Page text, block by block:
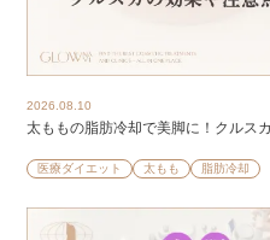
2026.08.10
太ももの脂肪冷却で美脚に！クルス
医療ダイエット 太もも 脂肪冷却